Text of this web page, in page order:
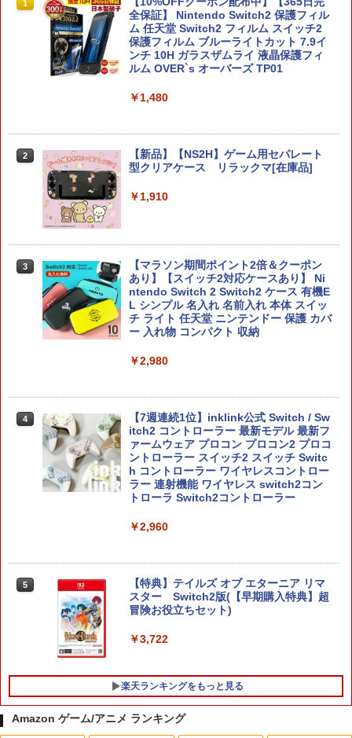
1
全保証】 Nintendo Switch2 保護フィル
ム 任天堂 Switch2 フィルム スイッチ2
保護フィルム ブルーライトカット 7.9イ
ンチ 10H ガラスザムライ 液晶保護フィ
ルム OVER`s オーバーズ TP01
￥1,480
2
【新品】【NS2H】ゲーム用セパレート
型クリアケース リラックマ[在庫品]
￥1,910
3
【マラソン期間ポイント2倍＆クーポン
あり】【スイッチ2対応ケースあり】 Ni
ntendo Switch 2 Switch2 ケース 有機E
L シンプル 名入れ 名前入れ 本体 スイッ
チ ライト 任天堂 ニンテンドー 保護 カバ
ー 入れ物 コンパクト 収納
￥2,980
4
【7週連続1位】inklink公式 Switch / Sw
itch2 コントローラー 最新モデル 最新フ
ァームウェア プロコン プロコン2 プロコ
ントローラー スイッチ2 スイッチ Switc
h コントローラー ワイヤレスコントロー
ラー 連射機能 ワイヤレス switch2コン
トローラ Switch2コントローラー
￥2,960
5
【特典】テイルズ オブ エターニア リマ
スター Switch2版(【早期購入特典】超
冒険お役立ちセット)
￥3,722
楽天ランキングをもっと見る
Amazon ゲーム/アニメ ランキング